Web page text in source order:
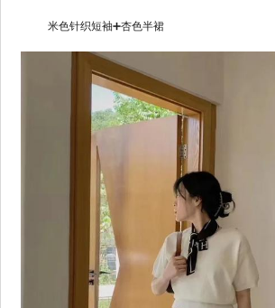
米色针织短袖➕杏色半裙